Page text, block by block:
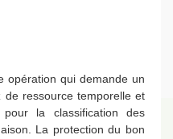
opération qui demande un
de ressource temporelle et
la classification des
La protection du bon